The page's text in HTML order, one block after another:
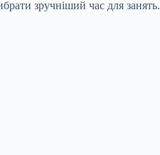
зручніший час для занять.